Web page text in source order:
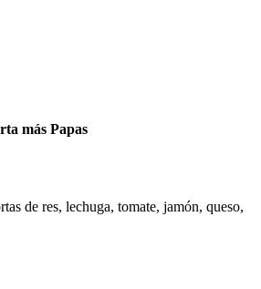
más Papas
de res, lechuga, tomate, jamón, queso,